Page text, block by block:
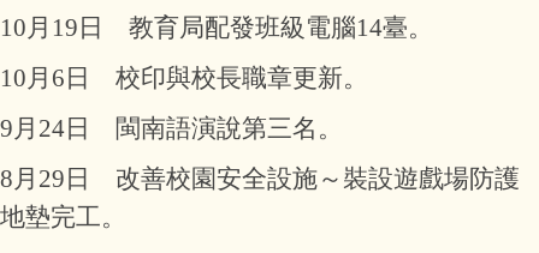
10月19日 教育局配發班級電腦14臺。
10月6日 校印與校長職章更新。
9月24日 閩南語演說第三名。
8月29日 改善校園安全設施～裝設遊戲場防護
地墊完工。